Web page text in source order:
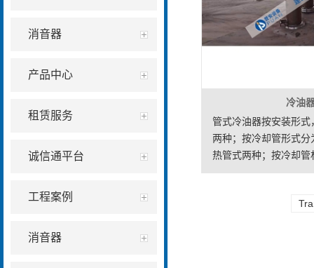
消音器
产品中心
租赁服务
诚信通平台
工程案例
消音器
冷油
管式冷油器按安装形式
两种；按冷却管形式分
热管式两种；按冷却管
锈钢管两种。…